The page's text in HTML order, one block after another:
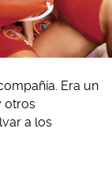
Era un
otros
a los